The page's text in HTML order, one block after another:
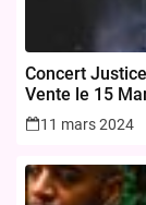
Concert
Vente le 15
11 mars 2024